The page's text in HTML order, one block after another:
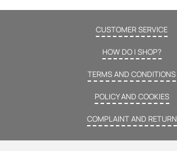
CUSTOMER SERVICE
HOW DO I SHOP?
TERMS AND CONDITIONS
POLICY AND COOKIES
COMPLAINT AND RETURN